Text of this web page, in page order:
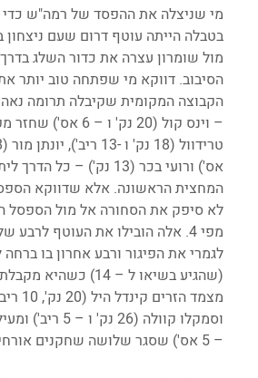
מי שניצלה את ההפסד של רמה"ש כדי
בטבלה הייתה עוטף דרום שעם
מול שומרון עצרה את כדור השלג בדרך
הסיבוב. דווקא מי שפתחה טוב יותר
הקבוצה המקומית שקיבלה תרומה
– וינס קול (20 נק' ו
לא סיפק את הסחורה אל מול הספסל
מפי 4. אלה הובילו את העוטף
לגמרי את הפיגור ורבע אחרון בו ברחה
(שהגיע בשיאו ל – 14)
– 5 אס') שסגר שלושה שחקנים אורחים בספרות כפולות.